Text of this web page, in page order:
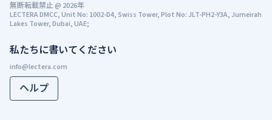
私たちに書いてください
ヘルプ
無断転載禁止@ 2026年
LECTERA DMCC, Unit No: 1002-D4, Swiss Tower, Plot No: JLT-PH2-Y3A, Jumeirah
Lakes Tower, Dubai, UAE;